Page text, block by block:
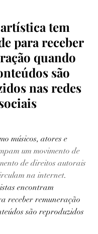
tem
para receber
quando
são
nas redes
músicos, atores e
um movimento de
de direitos autorais
na internet.
encontram
receber remuneração
são reproduzidos